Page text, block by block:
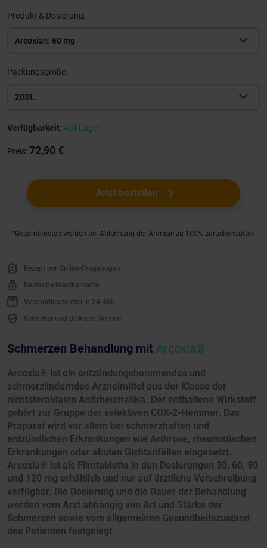
Produkt & Dosierung:
Arcoxia® 60 mg
Packungsgröße:
20St.
Verfügbarkeit: Auf Lager
Preis: 72,90 €
Jetzt bestellen
*Gesamtkosten werden bei Ablehnung der Anfrage zu 100% zurückerstattet!
Rezept per Online-Fragebogen
Deutsche Medikamente
Versandkostenfrei in 24-48h
Schneller und diskreter Service
Schmerzen Behandlung mit Arcoxia®
Arcoxia® ist ein entzündungshemmendes und
schmerzlinderndes Arzneimittel aus der Klasse der
nichtsteroidalen Antirheumatika. Der enthaltene Wirkstoff
gehört zur Gruppe der selektiven COX-2-Hemmer. Das
Präparat wird vor allem bei schmerzhaften und
entzündlichen Erkrankungen wie Arthrose, rheumatischen
Erkrankungen oder akuten Gichtanfällen eingesetzt.
Arcoxia® ist als Filmtablette in den Dosierungen 30, 60, 90
und 120 mg erhältlich und nur auf ärztliche Verschreibung
verfügbar. Die Dosierung und die Dauer der Behandlung
werden vom Arzt abhängig von Art und Stärke der
Schmerzen sowie vom allgemeinen Gesundheitszustand
des Patienten festgelegt.